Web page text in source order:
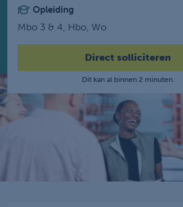
Opleiding
Mbo 3 & 4, Hbo, Wo
Direct solliciteren
Dit kan al binnen 2 minuten.